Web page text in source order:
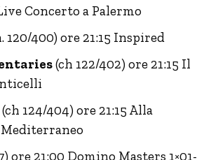
Concerto a Palermo
120/400) ore 21:15 Inspired
(ch 122/402) ore 21:15 Il
(ch 124/404) ore 21:15 Alla
ore 21:00 Domino Masters 1×01-